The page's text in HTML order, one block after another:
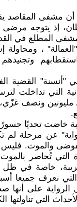
أن مشفى المقاصد
إذ يتوجه مرضى
المطلع في
، ومحاولة
وتجنيدهم
"أنسنة" القضية
التي تداخلت
مليونين ونصف
خاضت تحديًا
عن مرحلة لم
والموت. فليس
تُحاصر بالموت
خاصة في ظل
نعرف جميعا
على أنها
التي